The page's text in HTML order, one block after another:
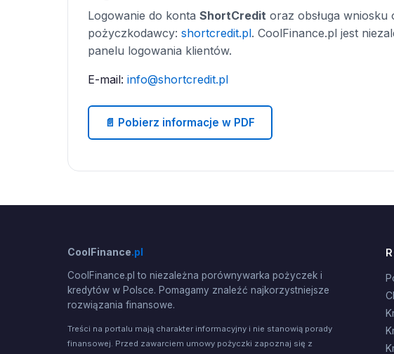
Logowanie do konta ShortCredit oraz obsługa wniosku
pożyczkodawcy: shortcredit.pl. CoolFinance.pl jest
panelu logowania klientów.
E-mail: info@shortcredit.pl
📄 Pobierz informacje w PDF
CoolFinance.pl
CoolFinance.pl to niezależna porównywarka pożyczek i
kredytów w Polsce. Pomagamy znaleźć najkorzystniejsze
rozwiązania finansowe.
Treści na portalu mają charakter informacyjny i nie stanowią porady
finansowej. Przed zawarciem umowy pożyczki zapoznaj się z